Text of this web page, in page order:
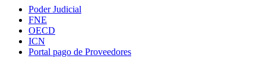
Poder Judicial
FNE
OECD
ICN
Portal pago de Proveedores